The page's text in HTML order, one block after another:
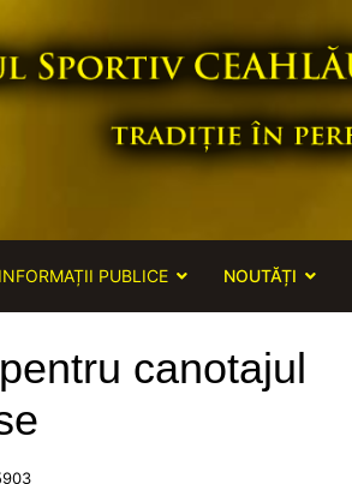
INFORMAȚII PUBLICE NOUTĂȚI
canotajul